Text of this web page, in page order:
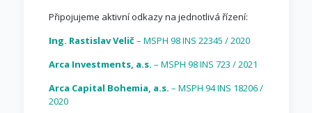
Připojujeme aktivní odkazy na jednotlivá řízení:
Ing. Rastislav Velič– MSPH 98 INS 22345 / 2020
Arca Investments, a.s. – MSPH 98 INS 723 / 2021
Arca Capital Bohemia, a.s. – MSPH 94 INS 18206 /
2020